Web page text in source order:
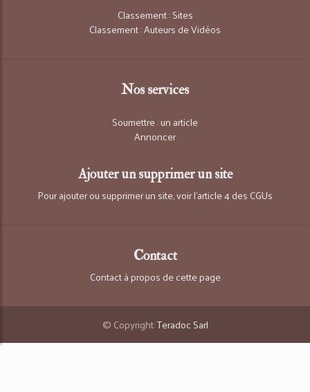
Classement : Sites
Classement : Auteurs de Vidéos
Nos services
Soumettre : un article
Annoncer
Ajouter un supprimer un site
Pour ajouter ou supprimer un site, voir l'article 4 des CGUs
Contact
Contact à propos de cette page
© Copyright:Teradoc Sarl